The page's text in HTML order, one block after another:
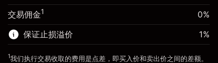
前往平台
来自杠杆的资金 - 美元（大约值）$4,000.00
前往平台
交易佣金1 0%
保证止损溢价 1%
1我们执行交易收取的费用是点差，即买入价和卖出价之间的差额。